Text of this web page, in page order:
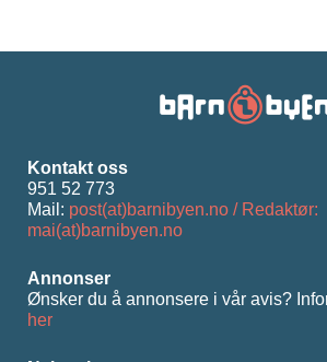
Kontakt oss
951 52 773
Mail: post(at)barnibyen.no / Redaktør:
mai(at)barnibyen.no
Annonser
Ønsker du å annonsere i vår avis?
her